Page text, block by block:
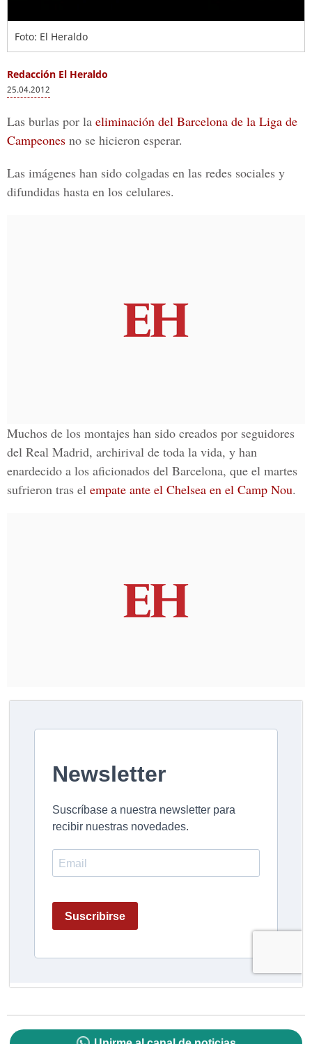
Foto: El Heraldo
Redacción El Heraldo
25.04.2012
Las burlas por la eliminación del Barcelona de la Liga de
Campeones no se hicieron esperar.
Las imágenes han sido colgadas en las redes sociales y
difundidas hasta en los celulares.
Muchos de los montajes han sido creados por seguidores
del Real Madrid, archirival de toda la vida, y han
enardecido a los aficionados del Barcelona, que el martes
sufrieron tras el empate ante el Chelsea en el Camp Nou.